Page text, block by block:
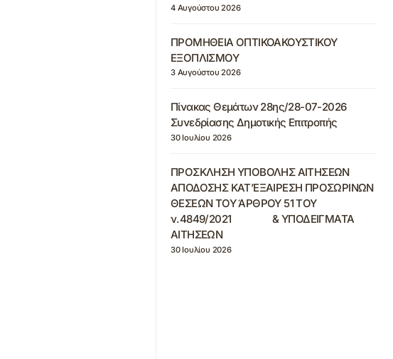
4 Αυγούστου 2026
ΠΡΟΜΗΘΕΙΑ ΟΠΤΙΚΟΑΚΟΥΣΤΙΚΟΥ
ΕΞΟΠΛΙΣΜΟΥ
3 Αυγούστου 2026
Πίνακας Θεμάτων 28ης/28-07-2026
Συνεδρίασης Δημοτικής Επιτροπής
30 Ιουλίου 2026
ΠΡΟΣΚΛΗΣΗ ΥΠΟΒΟΛΗΣ ΑΙΤΗΣΕΩΝ
ΑΠΟΔΟΣΗΣ ΚΑΤ’ΕΞΑΙΡΕΣΗ ΠΡΟΣΩΡΙΝΩΝ
ΘΕΣΕΩΝ ΤΟΥ ΆΡΘΡΟΥ 51 ΤΟΥ
ν.4849/2021 & ΥΠΟΔΕΙΓΜΑΤΑ
ΑΙΤΗΣΕΩΝ
30 Ιουλίου 2026